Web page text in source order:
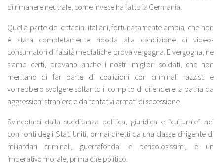
di rimanere neutrale, come invece ha fatto la Germania.
Quella parte dei cittadini italiani, fortunatamente ampia, che non
è stata completamente ridotta alla condizione di video-
consumatori di falsità mediatiche prova vergogna. E vergogna, ne
siamo certi, provano anche i nostri migliori soldati, che non
meritano di far parte di coalizioni con criminali razzisti e
vorrebbero svolgere soltanto il compito di difendere la patria da
aggressioni straniere e da tentativi armati di secessione.
Svincolarci dalla sudditanza politica, giuridica e “culturale” nei
confronti degli Stati Uniti, ormai diretti da una classe dirigente di
miliardari criminali, guerrafondai e pericolosissimi, è un
imperativo morale, prima che politico.